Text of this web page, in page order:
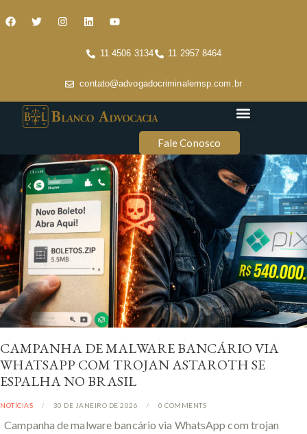
11 4506 3134 11 2957 8464
contato@advogadocriminalemsp.com.br
Fale Conosco
CAMPANHA DE MALWARE BANCÁRIO VIA
WHATSAPP COM TROJAN ASTAROTH SE
ESPALHA NO BRASIL
NOTÍCIAS 30 DE JANEIRO DE 2026 0 COMMENTS
Campanha de malware bancário via WhatsApp com trojan